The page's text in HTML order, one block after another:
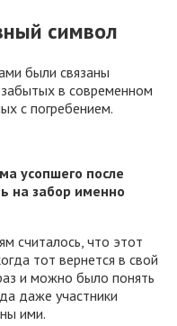
символ
были связаны
в современном
с погребением.
усопшего после
на забор именно
считалось, что этот
тот вернется в свой
и можно было понять
даже участники
ими.